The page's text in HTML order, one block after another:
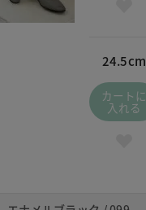
24.5cm
カートに
入れる